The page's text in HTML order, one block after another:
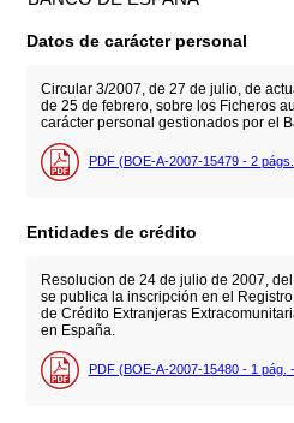
Datos de carácter personal
Circular 3/2007, de 27 de julio, de
de 25 de febrero, sobre los Ficheros
carácter personal gestionados por el
PDF (BOE-A-2007-15479 - 2 págs.
Entidades de crédito
Resolucion de 24 de julio de 2007,
se publica la inscripción en el
de Crédito Extranjeras
en España.
PDF (BOE-A-2007-15480 - 1 pág.